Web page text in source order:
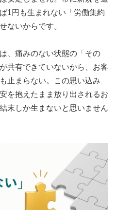
1円も生まれない「労働集約
ないからです。
、痛みのない状態の「その
共有できていないから、お客
止まらない。この思い込み
を抱えたまま放り出されるお
末しか生まないと思いません